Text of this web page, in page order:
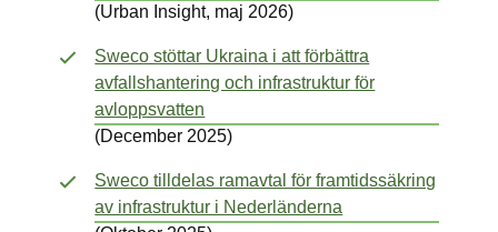
(Urban Insight, maj 2026)
Sweco stöttar Ukraina i att förbättra
avfallshantering och infrastruktur för
avloppsvatten
(December 2025)
Sweco tilldelas ramavtal för framtidssäkring
av infrastruktur i Nederländerna